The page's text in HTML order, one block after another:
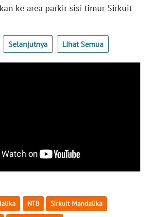
ke area parkir sisi timur Sirkuit
Selanjutnya Lihat Semua
NTB Sirkuit Mandalika